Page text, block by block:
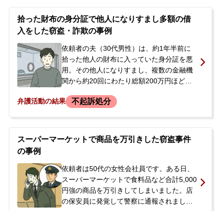
大部分の店舗はこれに応じてくれました
が、1店舗だけは会社の方針を理由に被害届
を提出しました。この1店舗だけでも、被害
額は1万2千円を超えていました。<br /> 警
察官からは、今後、事件が家庭裁判所に送
られ、連絡が来るとの説明を受けました。
少年事件の今後の流れや、娘さんがどうな
じたお父様が、当事務所にご相談に来られ
拾った財布の身分証で他人になりすまし多額の借
入をした窃盗・詐欺の事例
依頼者の夫（30代男性）は、約1年半前に
拾った他人の財布に入っていた身分証を悪
用。その他人になりすまし、複数の金融機
関から約20回にわたり総額200万円ほどの
には、自宅ローンの高額な返済に苦慮して
盗の容疑で逮捕され、勾留されました。自
宅も家宅捜索を受け、本人は容疑を認めて
された夫のことを心配した妻が、家族への
影響を懸念し、当事務所へ相談に来られま
した。
弁護活動の結果 不起訴処分
スーパーマーケットで商品を万引きした窃盗事件
の事例
依頼者は50代の女性会社員です。ある日、
スーパーマーケットで食料品など合計5,000
円強の商品を万引きしてしまいました。店
の保安員に発覚して警察に通報されました